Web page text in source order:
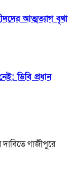
আত্মত্যাগ বৃথা
ডিবি প্রধান
গাজীপুরে